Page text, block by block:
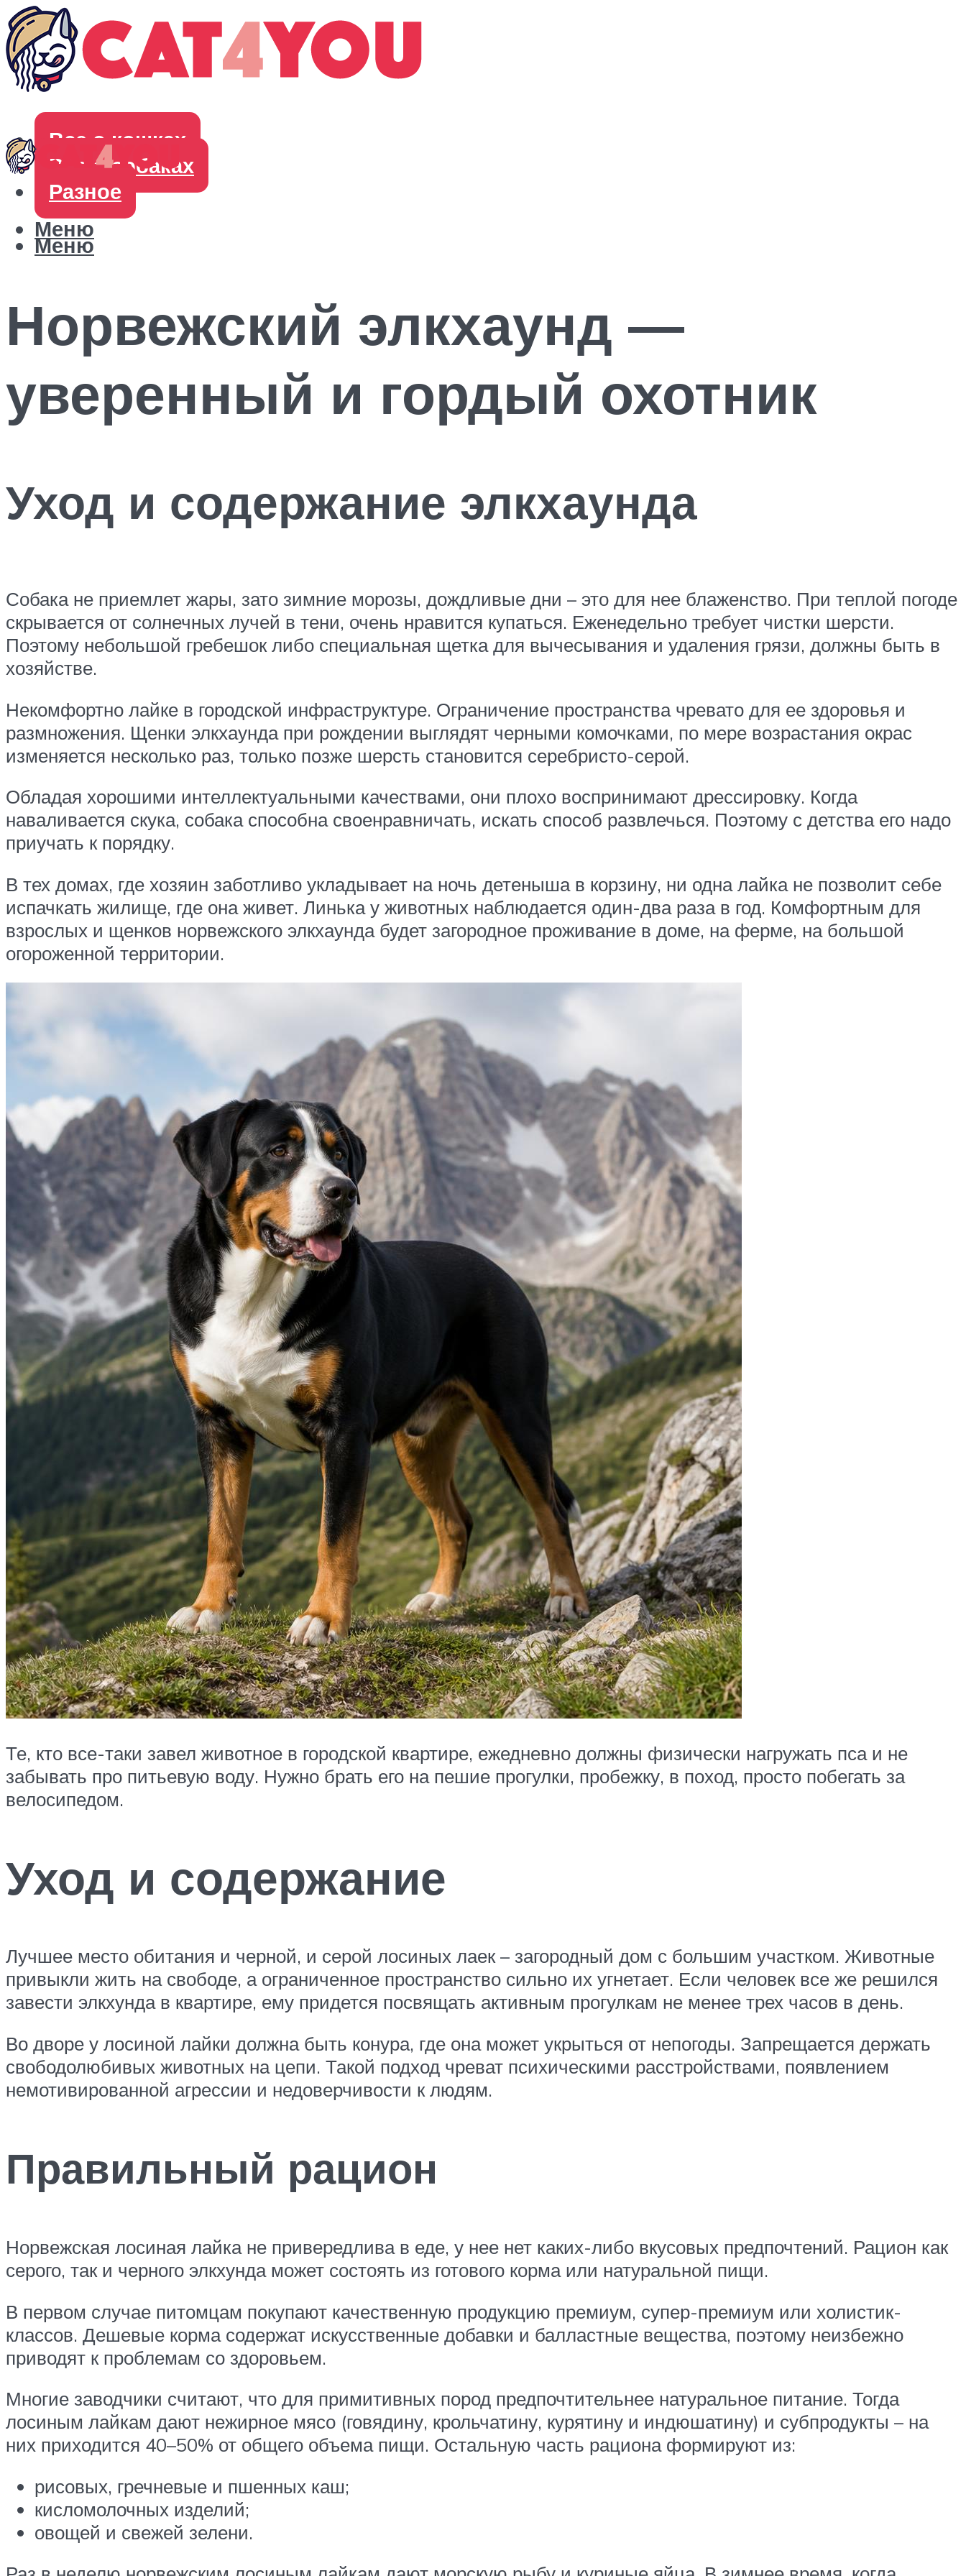
Все о кошках
Все о собаках
Разное
Меню
Меню
Норвежский элкхаунд —
уверенный и гордый охотник
Уход и содержание элкхаунда
Собака не приемлет жары, зато зимние морозы, дождливые дни – это для нее блаженство. При теплой погоде
скрывается от солнечных лучей в тени, очень нравится купаться. Еженедельно требует чистки шерсти.
Поэтому небольшой гребешок либо специальная щетка для вычесывания и удаления грязи, должны быть в
хозяйстве.
Некомфортно лайке в городской инфраструктуре. Ограничение пространства чревато для ее здоровья и
размножения. Щенки элкхаунда при рождении выглядят черными комочками, по мере возрастания окрас
изменяется несколько раз, только позже шерсть становится серебристо-серой.
Обладая хорошими интеллектуальными качествами, они плохо воспринимают дрессировку. Когда
наваливается скука, собака способна своенравничать, искать способ развлечься. Поэтому с детства его надо
приучать к порядку.
В тех домах, где хозяин заботливо укладывает на ночь детеныша в корзину, ни одна лайка не позволит себе
испачкать жилище, где она живет. Линька у животных наблюдается один-два раза в год. Комфортным для
взрослых и щенков норвежского элкхаунда будет загородное проживание в доме, на ферме, на большой
огороженной территории.
Те, кто все-таки завел животное в городской квартире, ежедневно должны физически нагружать пса и не
забывать про питьевую воду. Нужно брать его на пешие прогулки, пробежку, в поход, просто побегать за
велосипедом.
Уход и содержание
Лучшее место обитания и черной, и серой лосиных лаек – загородный дом с большим участком. Животные
привыкли жить на свободе, а ограниченное пространство сильно их угнетает. Если человек все же решился
завести элкхунда в квартире, ему придется посвящать активным прогулкам не менее трех часов в день.
Во дворе у лосиной лайки должна быть конура, где она может укрыться от непогоды. Запрещается держать
свободолюбивых животных на цепи. Такой подход чреват психическими расстройствами, появлением
немотивированной агрессии и недоверчивости к людям.
Правильный рацион
Норвежская лосиная лайка не привередлива в еде, у нее нет каких-либо вкусовых предпочтений. Рацион как
серого, так и черного элкхунда может состоять из готового корма или натуральной пищи.
В первом случае питомцам покупают качественную продукцию премиум, супер-премиум или холистик-
классов. Дешевые корма содержат искусственные добавки и балластные вещества, поэтому неизбежно
приводят к проблемам со здоровьем.
Многие заводчики считают, что для примитивных пород предпочтительнее натуральное питание. Тогда
лосиным лайкам дают нежирное мясо (говядину, крольчатину, курятину и индюшатину) и субпродукты – на
них приходится 40–50% от общего объема пищи. Остальную часть рациона формируют из:
рисовых, гречневые и пшенных каш;
кисломолочных изделий;
овощей и свежей зелени.